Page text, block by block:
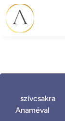
szívcsakra
Anaméval